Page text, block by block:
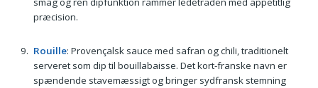
præcision.
Rouille: Provençalsk sauce med safran og chili, traditionelt
serveret som dip til bouillabaisse. Det kort-franske navn er
spændende stavemæssigt og bringer sydfransk stemning